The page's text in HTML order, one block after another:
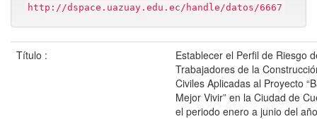
http://dspace.uazuay.edu.ec/handle/datos/6667
Título :
Establecer el Perfil de Riesgo
Trabajadores de la
Civiles Aplicadas al Proyecto
Mejor Vivir” en la Ciudad de
el periodo enero a junio del